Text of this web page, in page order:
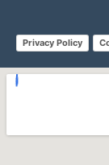
Privacy Policy